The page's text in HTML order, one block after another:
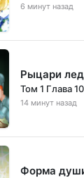
6 минут назад
Рыцари
Том 1 Глава
14 минут назад
Форма